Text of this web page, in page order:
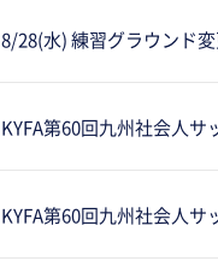
8/28(水) 練習グラウンド
KYFA第60回九州社会人
KYFA第60回九州社会人